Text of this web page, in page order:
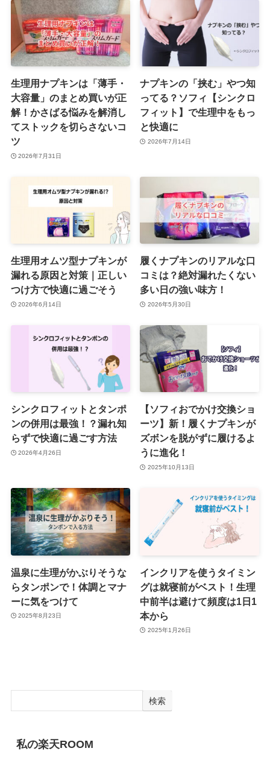
生理用ナプキンは「薄手・
大容量」のまとめ買いが正
解！かさばる悩みを解消し
てストックを切らさないコ
ツ
2026年7月31日
ナプキンの「挟む」やつ知
ってる？ソフィ【シンクロ
フィット】で生理中をもっ
と快適に
2026年7月14日
生理用オムツ型ナプキンが
漏れる原因と対策｜正しい
つけ方で快適に過ごそう
2026年6月14日
履くナプキンのリアルな口
コミは？絶対漏れたくない
多い日の強い味方！
2026年5月30日
シンクロフィットとタンポ
ンの併用は最強！？漏れ知
らずで快適に過ごす方法
2026年4月26日
【ソフィおでかけ交換ショ
ーツ】新！履くナプキンが
ズボンを脱がずに履けるよ
うに進化！
2025年10月13日
温泉に生理がかぶりそうな
らタンポンで！体調とマナ
ーに気をつけて
2025年8月23日
インクリアを使うタイミン
グは就寝前がベスト！生理
中前半は避けて頻度は1日1
本から
2025年1月26日
検索
私の楽天ROOM